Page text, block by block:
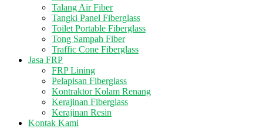
Talang Air Fiber
Tangki Panel Fiberglass
Toilet Portable Fiberglass
Tong Sampah Fiber
Traffic Cone Fiberglass
Jasa FRP
FRP Lining
Pelapisan Fiberglass
Kontraktor Kolam Renang
Kerajinan Fiberglass
Kerajinan Resin
Kontak Kami